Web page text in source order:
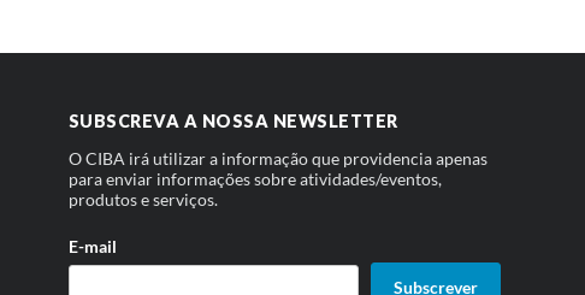
SUBSCREVA A NOSSA NEWSLETTER
O CIBA irá utilizar a informação que providencia apenas
para enviar informações sobre atividades/eventos,
produtos e serviços.
E-mail
Subscrever